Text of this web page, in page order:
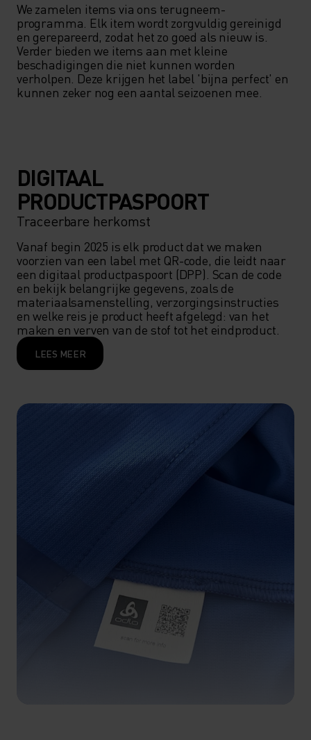
We zamelen items via ons terugneem-
programma. Elk item wordt zorgvuldig gereinigd
en gerepareerd, zodat het zo goed als nieuw is.
Verder bieden we items aan met kleine
beschadigingen die niet kunnen worden
verholpen. Deze krijgen het label 'bijna perfect' en
kunnen zeker nog een aantal seizoenen mee.
DIGITAAL
PRODUCTPASPOORT
Traceerbare herkomst
Vanaf begin 2025 is elk product dat we maken
voorzien van een label met QR-code, die leidt naar
een digitaal productpaspoort (DPP). Scan de code
en bekijk belangrijke gegevens, zoals de
materiaalsamenstelling, verzorgingsinstructies
en welke reis je product heeft afgelegd: van het
maken en verven van de stof tot het eindproduct.
LEES MEER